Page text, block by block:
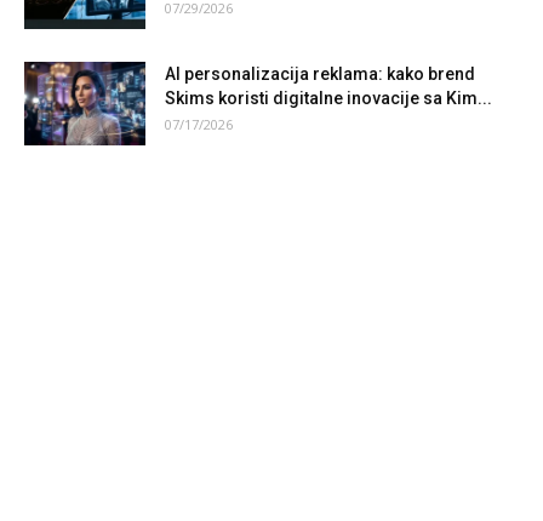
07/29/2026
AI personalizacija reklama: kako brend
Skims koristi digitalne inovacije sa Kim...
07/17/2026